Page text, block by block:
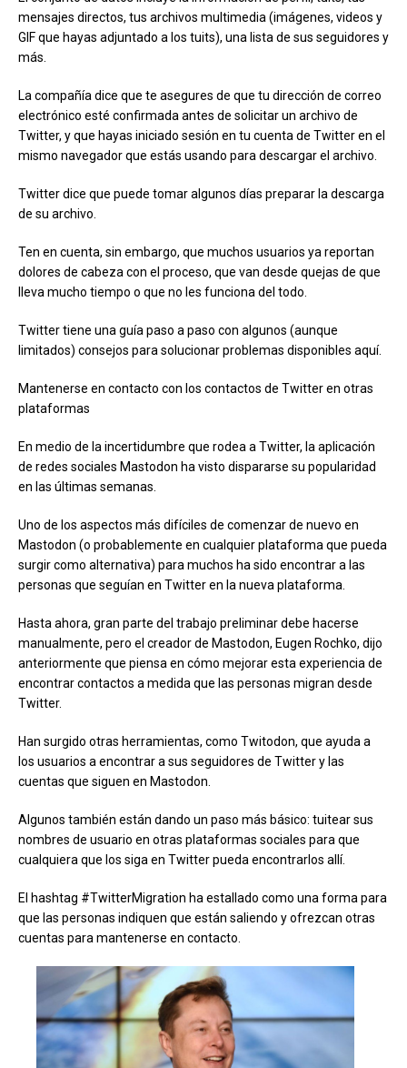
mensajes directos, tus archivos multimedia (imágenes, videos y
GIF que hayas adjuntado a los tuits), una lista de sus seguidores y
más.
La compañía dice que te asegures de que tu dirección de correo
electrónico esté confirmada antes de solicitar un archivo de
Twitter, y que hayas iniciado sesión en tu cuenta de Twitter en el
mismo navegador que estás usando para descargar el archivo.
Twitter dice que puede tomar algunos días preparar la descarga
de su archivo.
Ten en cuenta, sin embargo, que muchos usuarios ya reportan
dolores de cabeza con el proceso, que van desde quejas de que
lleva mucho tiempo o que no les funciona del todo.
Twitter tiene una guía paso a paso con algunos (aunque
limitados) consejos para solucionar problemas disponibles aquí.
Mantenerse en contacto con los contactos de Twitter en otras
plataformas
En medio de la incertidumbre que rodea a Twitter, la aplicación
de redes sociales Mastodon ha visto dispararse su popularidad
en las últimas semanas.
Uno de los aspectos más difíciles de comenzar de nuevo en
Mastodon (o probablemente en cualquier plataforma que pueda
surgir como alternativa) para muchos ha sido encontrar a las
personas que seguían en Twitter en la nueva plataforma.
Hasta ahora, gran parte del trabajo preliminar debe hacerse
manualmente, pero el creador de Mastodon, Eugen Rochko, dijo
anteriormente que piensa en cómo mejorar esta experiencia de
encontrar contactos a medida que las personas migran desde
Twitter.
Han surgido otras herramientas, como Twitodon, que ayuda a
los usuarios a encontrar a sus seguidores de Twitter y las
cuentas que siguen en Mastodon.
Algunos también están dando un paso más básico: tuitear sus
nombres de usuario en otras plataformas sociales para que
cualquiera que los siga en Twitter pueda encontrarlos allí.
El hashtag #TwitterMigration ha estallado como una forma para
que las personas indiquen que están saliendo y ofrezcan otras
cuentas para mantenerse en contacto.